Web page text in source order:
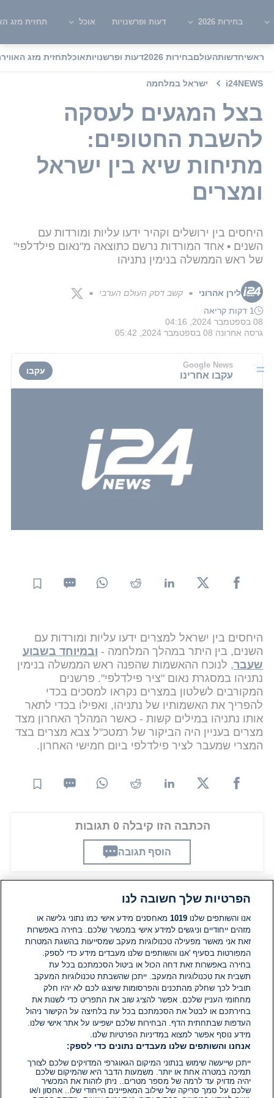
בחירות 2026 דעות ופרשנויות אוכל תחזית מזג
ראשיחדשותהעולםבחירות 2026 דעות ופרשנויותאוכלתחזית מזג האוויר
i24NEWS ישראל במלחמה
בצל המגעים לעסקה
להשבת החטופים:
מתיחות שיא בין ישראל
ומצרים
היחסים בין ירושלים וקהיר ידעו עליות ומורדות עם
השנים • אחד המורדות נרשם כתוצאה מ"נאום פילדלפי"
של ראש הממשלה בנימין נתניהו
לירן אהרוני ■ קשב דסק העולם הערבי ■
1 דקות קריאה
08 בספטמבר 2024, 04:16
גרסה אחרונה 08 בספטמבר 2024, 05:42
Google News
עקבו אחרינו עקבו
היחסים בין ישראל למצרים ידעו עליות ומורדות עם
השנים, בין היתר במהלך המלחמה - ובמיוחד בשבוע
שעבר, לנוכח ההאשמות שהפנה ראש הממשלה בנימין
נתניהו במסגרת נאום "ציר פילדלפי". פרשנים
המקורבים לשלטון במצרים נקראו למסכים בכדי
להפריך את האשמותיו של נתניהו, ואפילו בכדי לתאר
אותו נתניהו במילים קשות - כאשר המהלך האחרון מצד
מצרים בעניין היה הביקור של רמטכ"ל צבא מצרים בצד
המצרי שמעבר לציר פילדלפי ביום חמישי האחרון.
הכתבה הזו קיבלה 0 תגובות
הוסף תגובה
תגובות
אין עדיין תגובות. היה הראשון להגיב
הוסף תגובה
הפרטיות שלך חשובה לנו
אנו והשותפים שלנו1019 מאחסנים מידע אישי כמו נתוני גלישה או
מזהים ייחודיים וניגשים למידע אישי במכשיר שלכם. בחירה באפשרות
זאת אני מאשר מפעילה טכנולוגיות מעקב שמסייעות בהשגת המטרות
המפורטות בסעיף 'אנו והשותפים שלנו מעבדים מידע כדי לספק.
בחירה באפשרות זאת דחה הכול או ביטול הסכמתכם בכל עת
תשבית את טכנולוגיות המעקב. ייתכן שהשבתת טכנולוגיות המעקב
תוביל לכך שחלק מהתכנים והפרסומות שיוצגו לכם לא יהיו חלק
מחחומי העניין שלכם. אפשר להציג שוב את התפריט כדי לשנות את
בחירתכם או לבטל את הסכמתכם בכל עת בלחיצה על הקישור ניהול
העדפות שבתחתית הדף. הבחירות שלכם ישפיעו על אתר אישי שלנו.
מידע נוסף אפשר למצוא במדיניות הפרטיות שלנו.
אנחנו והשותפים שלנו מעבדים נתונים כדי לספק:
ייתכן שייעשה שימוש בנתוני המיקום הגאוגרפי המדויקים שלכם לצורך
תמיכה במטרה אחת או יותר. משמעות הדבר היא שהמיקום שלכם
יהיה מדויק עד לרמה של מספר מטרים.. ניתן לזהות את המכשיר
שלכם על סמך סריקה של שילוב המאפיינים הייחודי שלו.. אחסון ו/או